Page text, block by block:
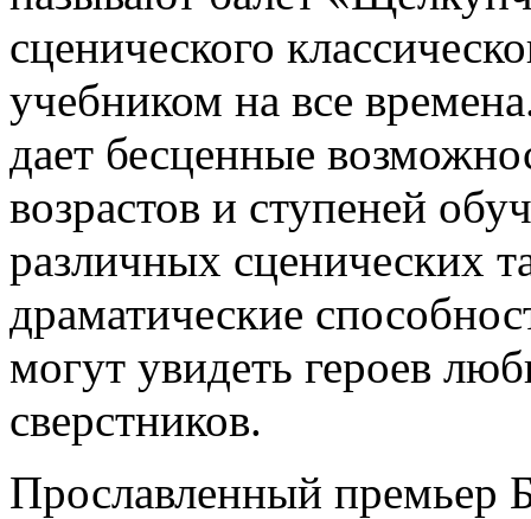
сценического
учебником на все
дает бесценные
возрастов и ступеней
различных сценических
драматические
могут увидеть героев
сверстников.
Прославленный премьер